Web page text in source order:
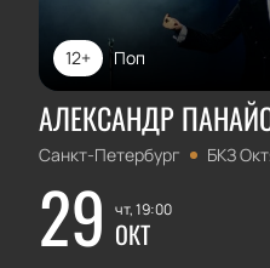
Поп
12+
АЛЕКСАНДР
Санкт-Петербург БКЗ
29 чт, 19:00
ОКТ